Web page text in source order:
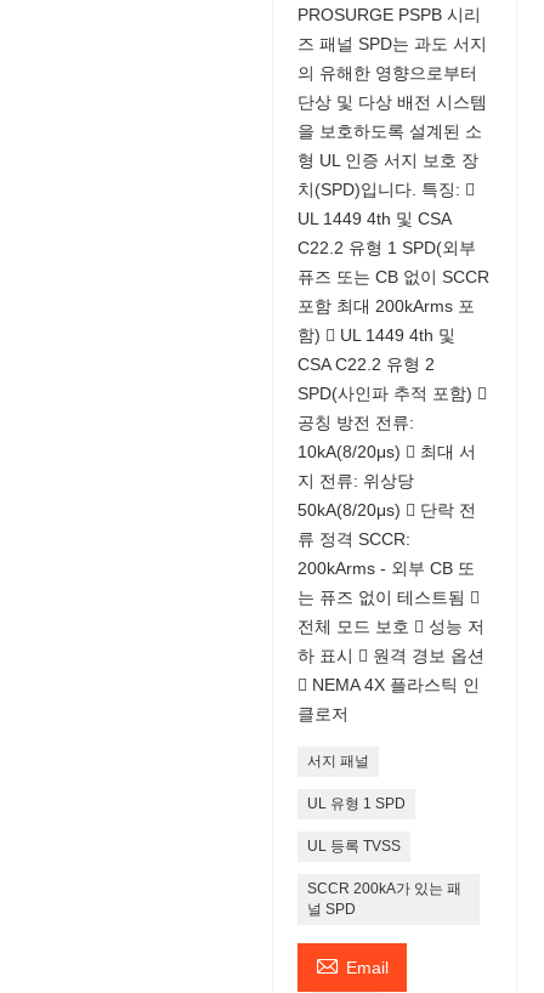
PROSURGE PSPB 시리
즈 패널 SPD는 과도 서지
의 유해한 영향으로부터
단상 및 다상 배전 시스템
을 보호하도록 설계된 소
형 UL 인증 서지 보호 장
치(SPD)입니다. 특징: 
UL 1449 4th 및 CSA
C22.2 유형 1 SPD(외부
퓨즈 또는 CB 없이 SCCR
포함 최대 200kArms 포
함)  UL 1449 4th 및
CSA C22.2 유형 2
SPD(사인파 추적 포함) 
공칭 방전 전류:
10kA(8/20μs)  최대 서
지 전류: 위상당
50kA(8/20μs)  단락 전
류 정격 SCCR:
200kArms - 외부 CB 또
는 퓨즈 없이 테스트됨 
전체 모드 보호  성능 저
하 표시  원격 경보 옵션
 NEMA 4X 플라스틱 인
클로저
서지 패널
UL 유형 1 SPD
UL 등록 TVSS
SCCR 200kA가 있는 패
널 SPD
 Email